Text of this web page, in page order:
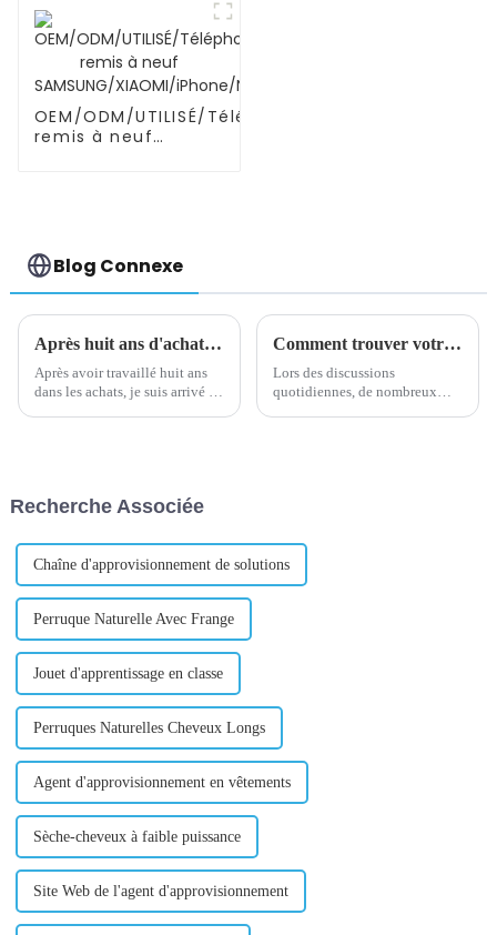
OEM/ODM/UTILISÉ/Téléphone
remis à neuf
Blog Connexe
Après huit ans d'achat, je suis arrivé à une conclusion très importante
Après avoir travaillé huit ans
dans les achats, je suis arrivé à
Comment trouver votre meilleur acheteur ?
Lors des discussions
quotidiennes, de nombreux
imaginé...
Recherche Associée
Chaîne d'approvisionnement de solutions
Perruque Naturelle Avec Frange
Jouet d'apprentissage en classe
Perruques Naturelles Cheveux Longs
Agent d'approvisionnement en vêtements
Sèche-cheveux à faible puissance
Site Web de l'agent d'approvisionnement